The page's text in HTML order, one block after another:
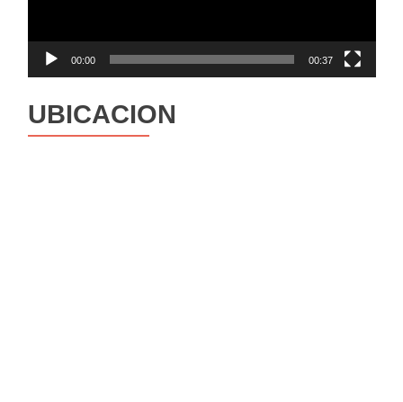
00:00 00:37
UBICACION